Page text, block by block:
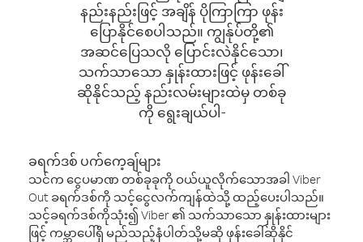
နည်းနည်းဖြင့် အချိန် ပိုကြာကြာ ဖုန်း
ပြောနိုင်စေပါသည်။ ကျွန်ုပ်တို့၏
အဆင်ပြေသလို ပြောင်းလဲနိုင်သော၊
သက်သာသော နှုန်းထားဖြင့် ဖုန်းခေါ်
ဆိုနိုင်သည့် နည်းလမ်းများထဲမှ တစ်ခု
ကို ရွေးချယ်ပါ-
ခရက်ဒစ် ပက်ကေ့ချ်များ
သင်က ငွေပမာဏ တစ်ခုခုကို ဝယ်ယူလိုက်သောအခါ Viber
Out ခရက်ဒစ်ကို သင့်ငွေလက်ကျန်ထဲသို့ ထည့်ပေးပါသည်။
သင့်ခရက်ဒစ်ကိုသုံး၍ Viber ၏ သက်သာသော နှုန်းထားများ
ဖြင့် ကမ္ဘာပေါ်ရှိ မည်သည့်နံပါတ်သို့မဆို ဖုန်းခေါ်ဆိုနိုင်